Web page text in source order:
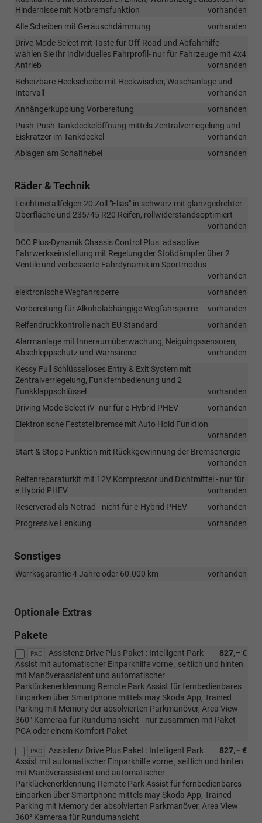
Hindernisse mit Notbremsfunktion
vorhanden
Alle Scheiben mit Geräuschdämmung
vorhanden
Drive Mode Select mit Taste für Off-Road und Abfahrhilfe-
wählen Sie Ihr individuelles Fahrprofil- nur für Fahrzeuge mit 4x4
Antrieb
vorhanden
Beheizbare Heckscheibe mit Heckwischer, Waschanlage und
Intervall
vorhanden
Anhängerkupplung Vorbereitung
vorhanden
Push-Push Tankdeckelöffnung mittels Zentralverriegelung und
Eiskratzer im Tankdeckel
vorhanden
Ablagen am Schalthebel
vorhanden
Räder & Technik
Leichtmetallfelgen 20 Zoll "Elias" in schwarz mit glanzgedrehter
Oberfläche und 235/45 R20 Reifen, rollwiderstandsoptimiert
vorhanden
DCC Plus-Dynamik Chassis Control Plus: adaaptive
Fahrwerkseinstellung mit Regelung der Stoßdämpfer über 2
Ventile und verbesserte Fahrdynamik im Sportmodus
vorhanden
elektronische Wegfahrsperre
vorhanden
Vorbereitung für Alkoholabhängige Wegfahrsperre
vorhanden
Reifendruckkontrolle nach EU Standard
vorhanden
Alarmanlage mit Inneraumüberwachung, Neiguingssensoren,
Abschleppschutz und Warnsirene
vorhanden
Kessy Full Schlüsselloses Entry & Exit System mit
Zentralverriegelung, Funkfernbedienung und 2
Funkklappschlüssel
vorhanden
Driving Mode Select iV -nur für e-Hybrid PHEV
vorhanden
Elektronische Feststellbremse mit Auto Hold Funktion
vorhanden
Start & Stopp Funktion mit Rückkgewinnung der Bremsenergie
vorhanden
Reifenreparaturkit mit 12V Kompressor und Dichtmittel - nur für
e Hybrid PHEV
vorhanden
Reserverad als Notrad - nicht für e-Hybrid PHEV
vorhanden
Progressive Lenkung
vorhanden
Sonstiges
Werrksgarantie 4 Jahre oder 60.000 km vorhanden
Optionale Extras
Pakete
PAC 827,– €
Assistenz Drive Plus Paket : Intelligent Park
Assist mit automatischer Einparkhilfe vorne , seitlich und hinten
mit Manöverassistent und automatischer
Parklückenerklennung Remote Park Assist für fernbedienbares
Einparken über Smartphone mittels may Skoda App, Trained
Parking mit Memory der absolvierten Parkmanöver, Area View
360° Kameraa für Rundumansicht - nur zusammen mit Paket
PCA oder einem Komfort Paket
PAC 827,– €
Assistenz Drive Plus Paket : Intelligent Park
Assist mit automatischer Einparkhilfe vorne , seitlich und hinten
mit Manöverassistent und automatischer
Parklückenerklennung Remote Park Assist für fernbedienbares
Einparken über Smartphone mittels may Skoda App, Trained
Parking mit Memory der absolvierten Parkmanöver, Area View
360° Kameraa für Rundumansicht